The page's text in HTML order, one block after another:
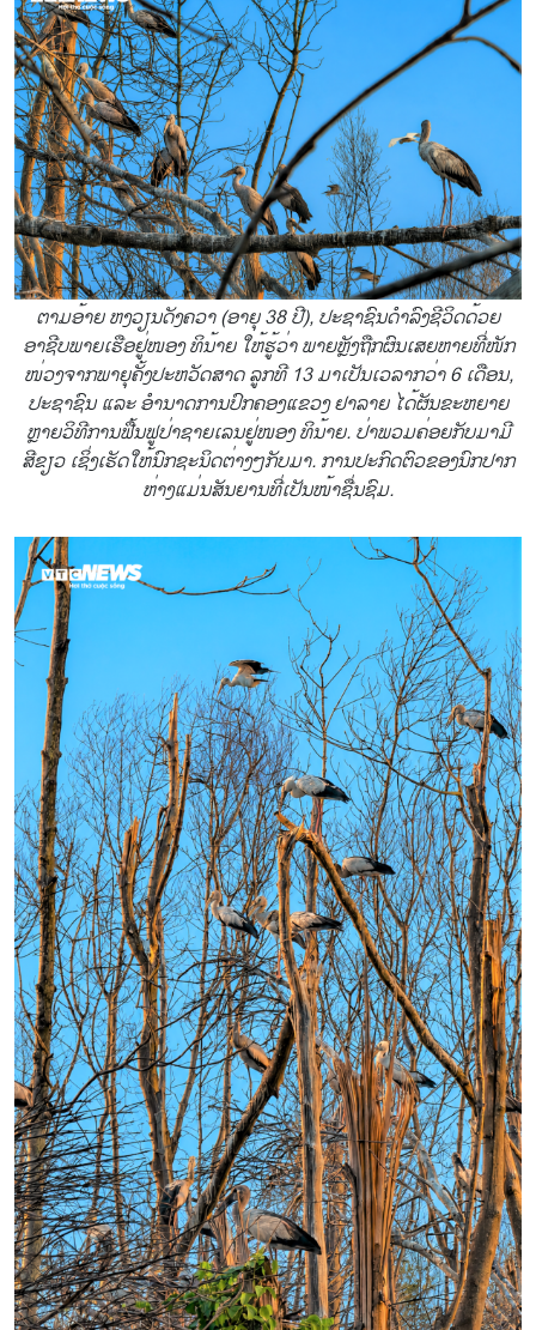
ຕາມອ້າຍ ຫງວຽນດັງຄວາ (ອາຍຸ 38 ປີ), ປະຊາຊົນດຳລົງຊີວິດດ້ວຍ
ອາຊີບພາຍເຮືອຢູ່ໜອງ ທິນ້າຍ ໃຫ້ຮູ້ວ່າ ພາຍຫຼັງຖືກຜົນເສຍຫາຍທີ່ໜັກ
ໜ່ວງຈາກພາຍຸຄັ້ງປະຫວັດສາດ ລູກທີ 13 ມາເປັນເວລາກວ່າ 6 ເດືອນ,
ປະຊາຊົນ ແລະ ອຳນາດການປົກຄອງແຂວງ ຢາລາຍ ໄດ້ຜັນຂະຫຍາຍ
ຫຼາຍວິທີການຟື້ນຟູປ່າຊາຍເລນຢູ່ໜອງ ທິນ້າຍ. ປ່າພວມຄ່ອຍກັບມາມີ
ສີຂຽວ ເຊິ່ງເຮັດໃຫ້ນົກຊະນິດຕ່າງໆກັບມາ. ການປະກົດຕົວຂອງນົກປາກ
ຫ່າງແມ່ນສັນຍານທີ່ເປັນໜ້າຊື່ນຊົມ.